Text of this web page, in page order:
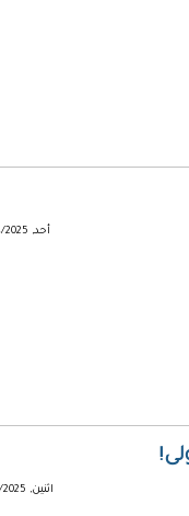
أحد, 06/04/2025 - 19:26
اثنين, 31/03/2025 - 06:19